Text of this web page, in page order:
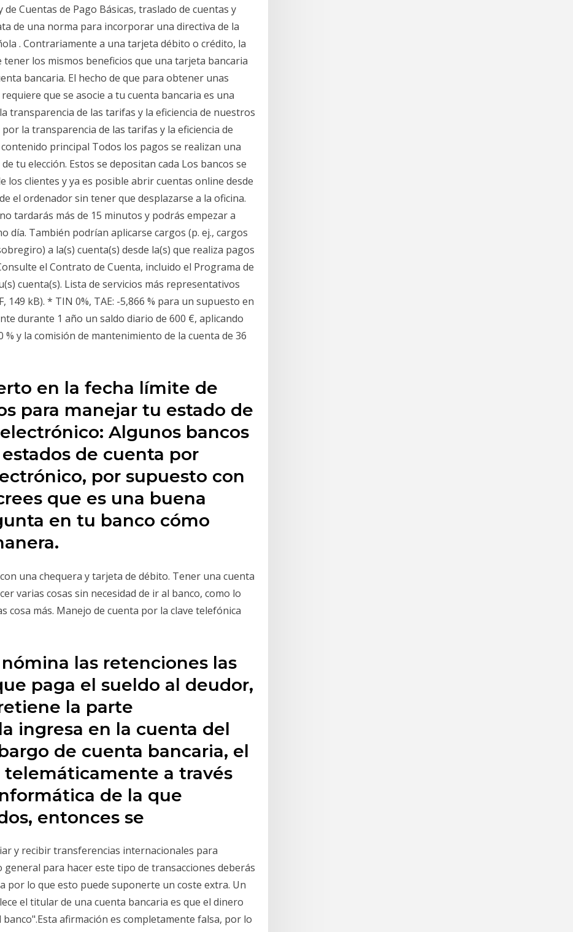
de Cuentas de Pago Básicas, traslado de cuentas y
de una norma para incorporar una directiva de la
. Contrariamente a una tarjeta débito o crédito, la
los mismos beneficios que una tarjeta bancaria
bancaria. El hecho de que para obtener unas
que se asocie a tu cuenta bancaria es una
transparencia de las tarifas y la eficiencia de nuestros
la transparencia de las tarifas y la eficiencia de
principal Todos los pagos se realizan una
tu elección. Estos se depositan cada Los bancos se
los clientes y ya es posible abrir cuentas online desde
el ordenador sin tener que desplazarse a la oficina.
tardarás más de 15 minutos y podrás empezar a
día. También podrían aplicarse cargos (p. ej., cargos
a la(s) cuenta(s) desde la(s) que realiza pagos
el Contrato de Cuenta, incluido el Programa de
cuenta(s). Lista de servicios más representativos
149 kB). * TIN 0%, TAE: -5,866 % para un supuesto en
durante 1 año un saldo diario de 600 €, aplicando
y la comisión de mantenimiento de la cuenta de 36
en la fecha límite de
para manejar tu estado de
Algunos bancos
de cuenta por
por supuesto con
que es una buena
en tu banco cómo
una chequera y tarjeta de débito. Tener una cuenta
varias cosas sin necesidad de ir al banco, como lo
más. Manejo de cuenta por la clave telefónica
las retenciones las
paga el sueldo al deudor,
la parte
ingresa en la cuenta del
de cuenta bancaria, el
telemáticamente a través
de la que
entonces se
y recibir transferencias internacionales para
para hacer este tipo de transacciones deberás
por lo que esto puede suponerte un coste extra. Un
el titular de una cuenta bancaria es que el dinero
afirmación es completamente falsa, por lo